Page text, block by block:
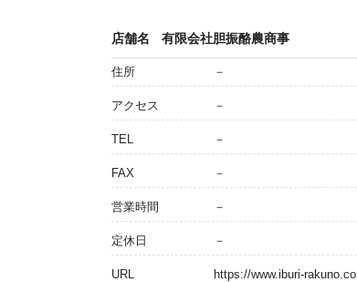
店舗名 有限会社胆振酪農商事
住所 －
アクセス －
TEL －
FAX －
営業時間 －
定休日 －
URL https://www.iburi-